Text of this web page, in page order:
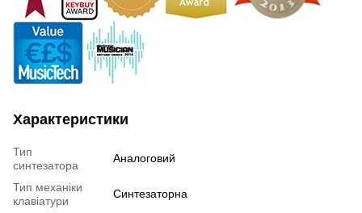
Характеристики
Тип
синтезатора
Аналоговий
Тип механіки
клавіатури
Синтезаторна